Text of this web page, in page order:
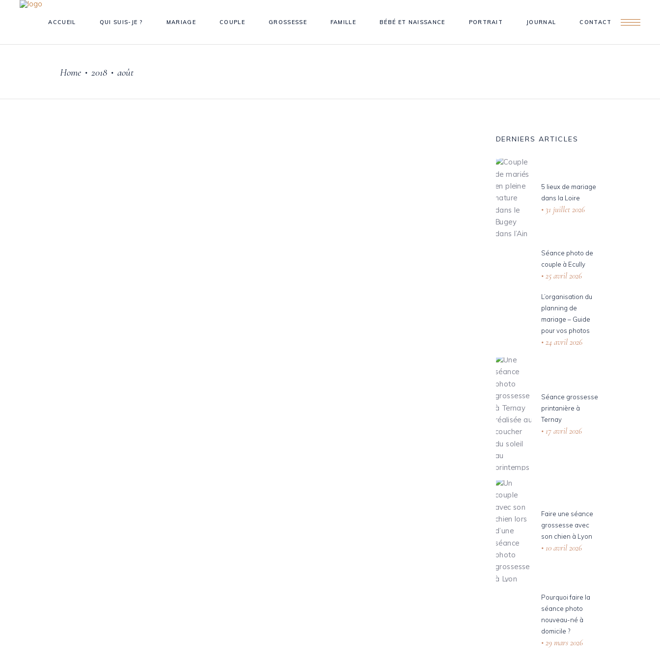
ACCUEIL QUI SUIS-JE ? MARIAGE COUPLE GROSSESSE FAMILLE BÉBÉ ET NAISSANCE PORTRAIT JOURNAL CONTACT
Home • 2018 • août
DERNIERS ARTICLES
5 lieux de mariage
dans la Loire
31 juillet 2026
Séance photo de
couple à Ecully
25 avril 2026
L’organisation du
planning de
mariage – Guide
pour vos photos
24 avril 2026
Séance grossesse
printanière à
Ternay
17 avril 2026
Faire une séance
grossesse avec
son chien à Lyon
10 avril 2026
Pourquoi faire la
séance photo
nouveau-né à
domicile ?
29 mars 2026